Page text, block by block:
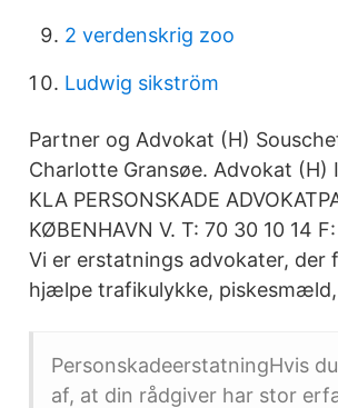
2 verdenskrig zoo
Ludwig sikström
Partner og Advokat (H)
Charlotte Gransøe. Advokat (H)
KLA PERSONSKADE
KØBENHAVN V. T: 70 30 10 14
Vi er erstatnings advokater, der
hjælpe trafikulykke,
PersonskadeerstatningHvis
af, at din rådgiver har stor